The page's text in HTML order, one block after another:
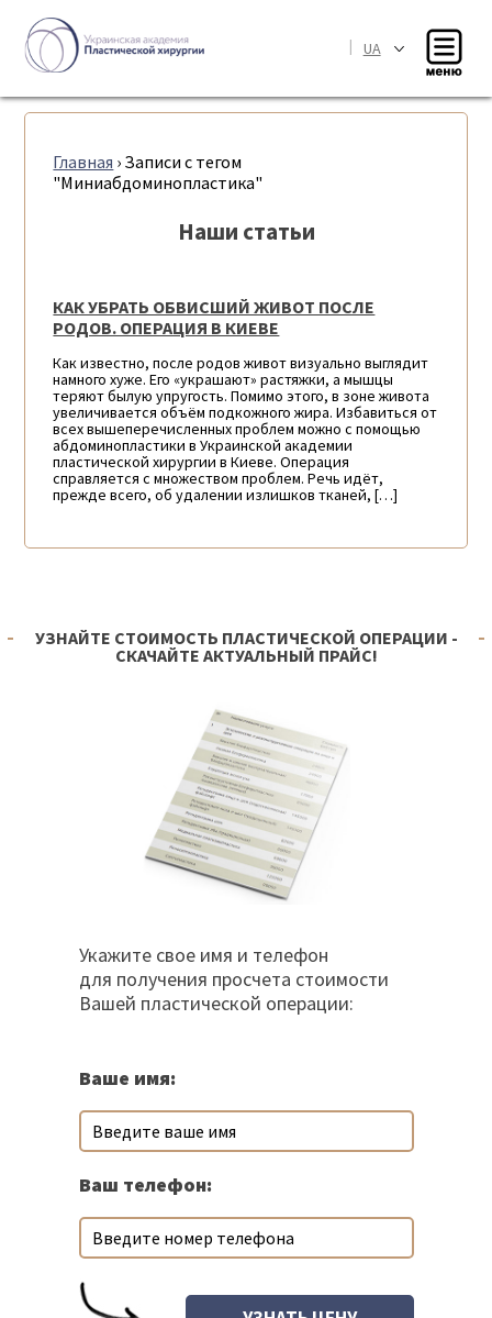
| UA
Главная › Записи с тегом
"Миниабдоминопластика"
Наши статьи
КАК УБРАТЬ ОБВИСШИЙ ЖИВОТ ПОСЛЕ
РОДОВ. ОПЕРАЦИЯ В КИЕВЕ
Как известно, после родов живот визуально выглядит
намного хуже. Его «украшают» растяжки, а мышцы
теряют былую упругость. Помимо этого, в зоне живота
увеличивается объём подкожного жира. Избавиться от
всех вышеперечисленных проблем можно с помощью
абдоминопластики в Украинской академии
пластической хирургии в Киеве. Операция
справляется с множеством проблем. Речь идёт,
прежде всего, об удалении излишков тканей, […]
УЗНАЙТЕ СТОИМОСТЬ ПЛАСТИЧЕСКОЙ ОПЕРАЦИИ -
СКАЧАЙТЕ АКТУАЛЬНЫЙ ПРАЙС!
Укажите свое имя и телефон
для получения просчета стоимости
Вашей пластической операции:
Ваше имя:
Ваш телефон: